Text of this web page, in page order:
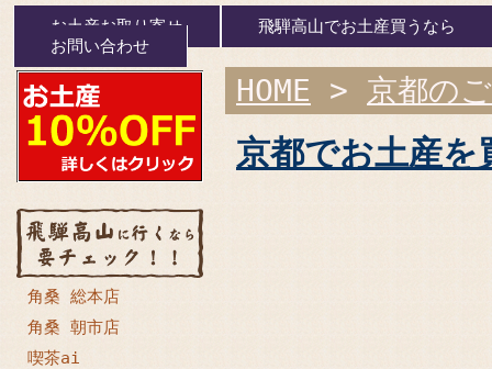
角桑 総本店
角桑 朝市店
喫茶ai
お土産お取り寄せ
飛騨高山でお土産買うなら
お問い合わせ
HOME > 京都の
京都でお土産を